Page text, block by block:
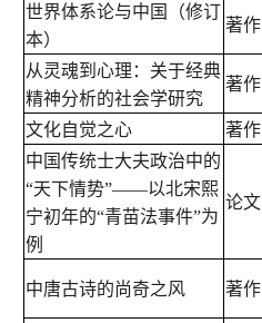
世界体系论与中国（修订
本）
著作
从灵魂到心理：关于经典
精神分析的社会学研究
著作
文化自觉之心 著作
中国传统士大夫政治中的
“天下情势”——以北宋熙
宁初年的“青苗法事件”为
例
论文
中唐古诗的尚奇之风 著作